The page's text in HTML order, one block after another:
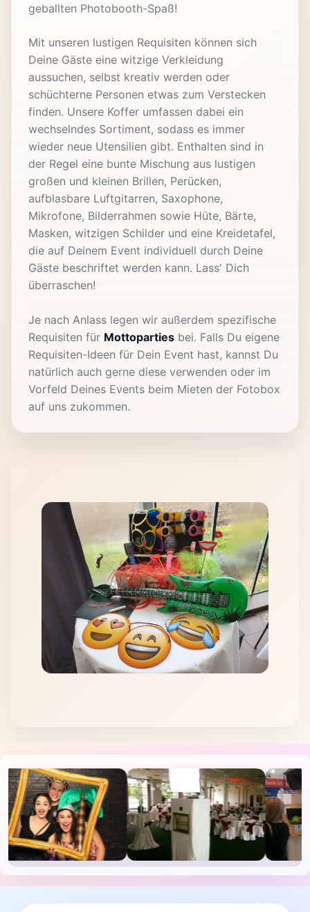
geballten Photobooth-Spaß!
Mit unseren lustigen Requisiten können sich
Deine Gäste eine witzige Verkleidung
aussuchen, selbst kreativ werden oder
schüchterne Personen etwas zum Verstecken
finden. Unsere Koffer umfassen dabei ein
wechselndes Sortiment, sodass es immer
wieder neue Utensilien gibt. Enthalten sind in
der Regel eine bunte Mischung aus lustigen
großen und kleinen Brillen, Perücken,
aufblasbare Luftgitarren, Saxophone,
Mikrofone, Bilderrahmen sowie Hüte, Bärte,
Masken, witzigen Schilder und eine Kreidetafel,
die auf Deinem Event individuell durch Deine
Gäste beschriftet werden kann. Lass' Dich
überraschen!
Je nach Anlass legen wir außerdem spezifische
Requisiten für Mottoparties bei. Falls Du eigene
Requisiten-Ideen für Dein Event hast, kannst Du
natürlich auch gerne diese verwenden oder im
Vorfeld Deines Events beim Mieten der Fotobox
auf uns zukommen.